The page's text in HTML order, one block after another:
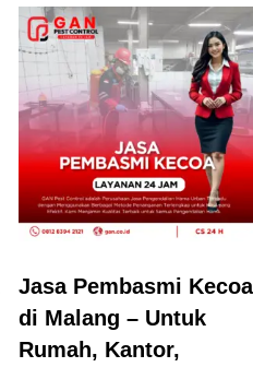
Jasa Pembasmi Kecoa
di Malang – Untuk
Rumah, Kantor,